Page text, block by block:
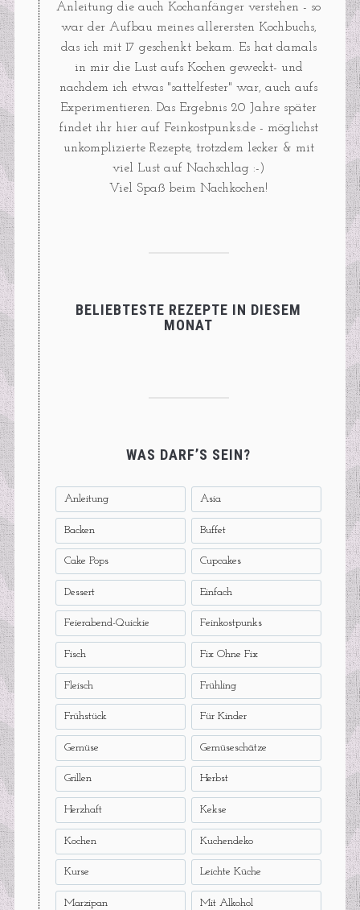
Anleitung die auch Kochanfänger verstehen - so
war der Aufbau meines allerersten Kochbuchs,
das ich mit 17 geschenkt bekam. Es hat damals
in mir die Lust aufs Kochen geweckt- und
nachdem ich etwas "sattelfester" war, auch aufs
Experimentieren. Das Ergebnis 20 Jahre später
findet ihr hier auf Feinkostpunks.de - möglichst
unkomplizierte Rezepte, trotzdem lecker & mit
viel Lust auf Nachschlag :-)
Viel Spaß beim Nachkochen!
BELIEBTESTE REZEPTE IN DIESEM
MONAT
WAS DARF’S SEIN?
Anleitung Asia
Backen Buffet
Cake Pops Cupcakes
Dessert Einfach
Feierabend-Quickie Feinkostpunks
Fisch Fix Ohne Fix
Fleisch Frühling
Frühstück Für Kinder
Gemüse Gemüseschätze
Grillen Herbst
Herzhaft Kekse
Kochen Kuchendeko
Kurse Leichte Küche
Marzipan Mit Alkohol